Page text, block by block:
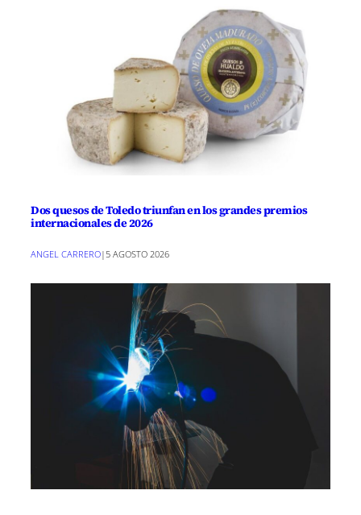
Dos quesos de Toledo triunfan en los grandes premios
internacionales de 2026
ANGEL CARRERO| 5 AGOSTO 2026